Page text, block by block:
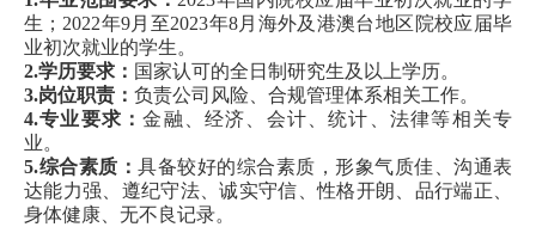
生； 2022年9月至2023年8月海外及港澳台地区院校应届毕
业初次就业的学生。
2.学历要求： 国家认可的全日制研究生及以上学历。
3.岗位职责： 负责公司风险、合规管理体系相关工作。
4.专业要求：金融、经济、会计、统计、法律等相关专
业。
5.综合素质： 具备较好的综合素质，形象气质佳、沟通表
达能力强、遵纪守法、诚实守信、性格开朗、品行端正、
身体健康、无不良记录。